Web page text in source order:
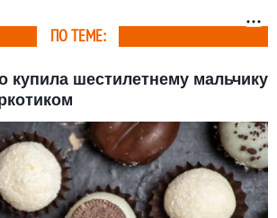
ПО ТЕМЕ:
купила шестилетнему мальчику